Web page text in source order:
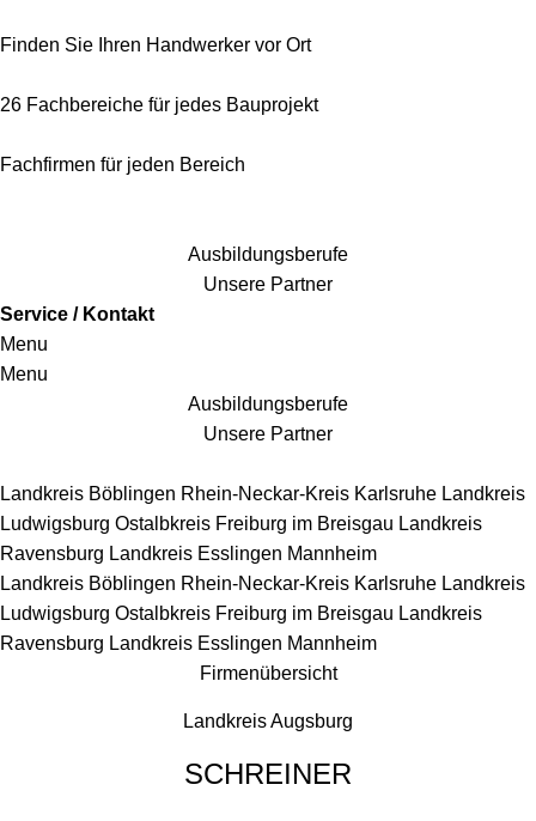
Finden Sie Ihren Handwerker vor Ort
26 Fachbereiche für jedes Bauprojekt
Fachfirmen für jeden Bereich
Ausbildungsberufe
Unsere Partner
Service / Kontakt
Menu
Menu
Ausbildungsberufe
Unsere Partner
Landkreis Böblingen Rhein-Neckar-Kreis Karlsruhe Landkreis
Ludwigsburg Ostalbkreis Freiburg im Breisgau Landkreis
Ravensburg Landkreis Esslingen Mannheim
Landkreis Böblingen Rhein-Neckar-Kreis Karlsruhe Landkreis
Ludwigsburg Ostalbkreis Freiburg im Breisgau Landkreis
Ravensburg Landkreis Esslingen Mannheim
Firmenübersicht
Landkreis Augsburg
SCHREINER